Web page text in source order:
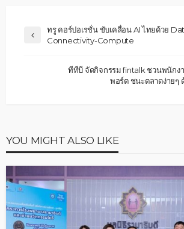
ทรู คอร์ปอเรชั่น ขับเคลื่อน AI ไทยด้วย
Connectivity-Compute
ทีทีบี จัดกิจกรรม fintalk ชวนพนักงา
พอร์ต ชนะตลาดง่ายๆ
YOU MIGHT ALSO LIKE